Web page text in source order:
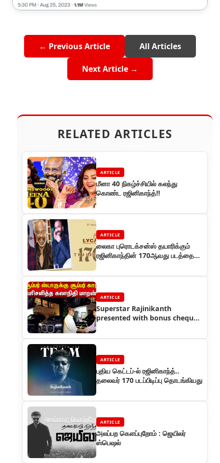
← Previous Article All Articles
Next Article →
RELATED ARTICLES
ARTICLE
மீனா 40 நிகழ்ச்சியில் கலந்து
கொண்ட ரஜினிகாந்த்!!
ARTICLE
லைகா புரொடக்சன்ஸ் தயாரிக்கும்
ரஜினிகாந்தின் 170ஆவது படத்தை
இயக்குகிறார்
ARTICLE
Superstar Rajinikanth
presented with bonus cheque
historic success
ARTICLE
புதிய கெட்டப்-ல் ரஜினிகாந்த்..
தலைவர் 170 படப்பிடிப்பு தொடங்கியது
ARTICLE
அலப்பற கெளப்புறோம் : ஜெயிலர்
ஸ்பெஷல்